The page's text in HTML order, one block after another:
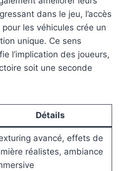
dans le jeu, l’accès
les véhicules crée un
unique. Ce sens
l’implication des joueurs,
soit une seconde
Détails
avancé, effets de
réalistes, ambiance